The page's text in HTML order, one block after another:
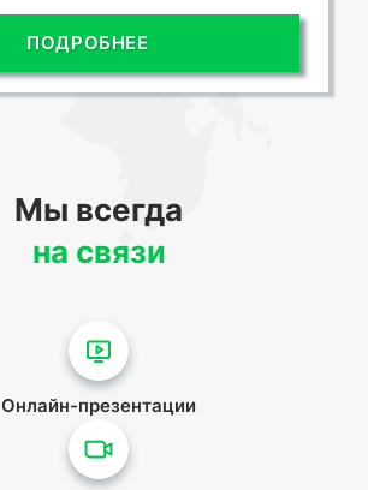
ПОДРОБНЕЕ
Мы всегда
на связи
Онлайн-презентации